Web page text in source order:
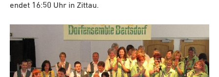
endet 16:50 Uhr in Zittau.